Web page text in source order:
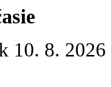
10. 8. 2026